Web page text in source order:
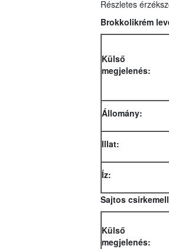
Részletes
Brokkolikrém
Külső
megjelenés:
Állomány:
Illat:
Íz:
Sajtos
Külső
megjelenés: